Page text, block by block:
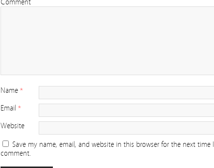
Comment
Name *
Email *
Website
Save my name, email, and website in this browser for the next time I
comment.